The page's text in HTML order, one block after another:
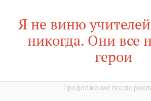
Я не виню
никогда. Они все
герои